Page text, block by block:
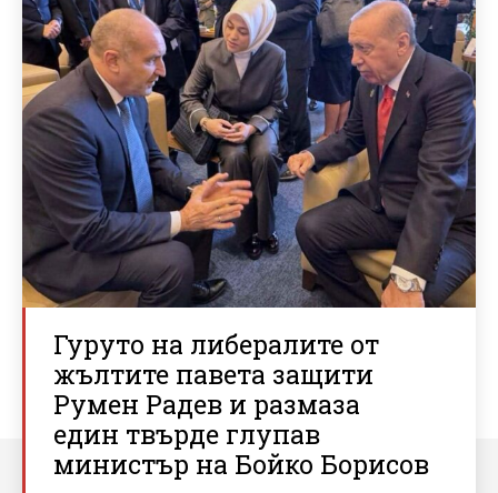
Гуруто на либералите от
жълтите павета защити
Румен Радев и размаза
един твърде глупав
министър на Бойко Борисов